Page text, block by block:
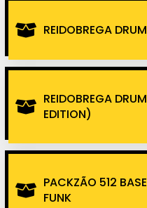
REIDOBREGA
REIDOBREGA
EDITION)
PACKZÃO 512
FUNK